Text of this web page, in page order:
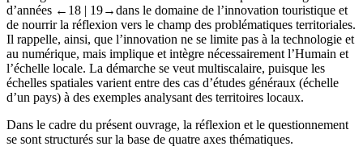
d’années ←18 | 19→dans le domaine de l’innovation touristique et
de nourrir la réflexion vers le champ des problématiques territoriales.
Il rappelle, ainsi, que l’innovation ne se limite pas à la technologie et
au numérique, mais implique et intègre nécessairement l’Humain et
l’échelle locale. La démarche se veut multiscalaire, puisque les
échelles spatiales varient entre des cas d’études généraux (échelle
d’un pays) à des exemples analysant des territoires locaux.
Dans le cadre du présent ouvrage, la réflexion et le questionnement
se sont structurés sur la base de quatre axes thématiques.